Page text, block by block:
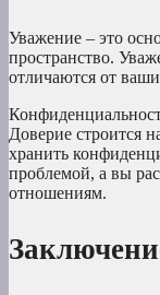
Уважение – это
пространство.
отличаются от
Доверие строится
хранить
проблемой, а вы
отношениям.